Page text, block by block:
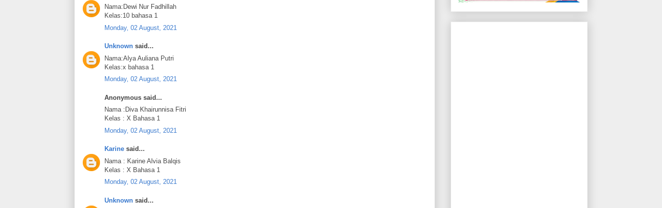
Nama:Dewi Nur Fadhillah
Kelas:10 bahasa 1
Monday, 02 August, 2021
Unknown said...
Nama:Alya Auliana Putri
Kelas:x bahasa 1
Monday, 02 August, 2021
Anonymous said...
Nama :Diva Khairunnisa Fitri
Kelas : X Bahasa 1
Monday, 02 August, 2021
Karine said...
Nama : Karine Alvia Balqis
Kelas : X Bahasa 1
Monday, 02 August, 2021
Unknown said...